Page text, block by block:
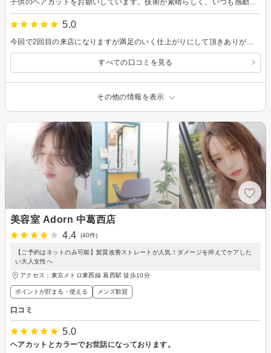
5.0
すべての口コミを見る
その他の情報を表示
美容室 Adorn 中葛西店
4.4
(40件)
【ご予約はネットのみ可能】髪質改善ストレートが人気！ダメージを抑えてケアした
い大人女性へ
アクセス：東京メトロ東西線 葛西駅 徒歩10分
ポイントが貯まる・使える メンズ歓迎
口コミ
5.0
ヘアカットとカラーでお世話になっております。